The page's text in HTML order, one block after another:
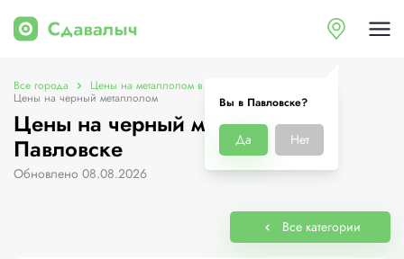
Вы в Павловске?
Да Нет
Все города Цены на металлолом в Павловске
Цены на черный металлолом
Цены на черный металлолом в
Павловске
Обновлено 08.08.2026
Все категории